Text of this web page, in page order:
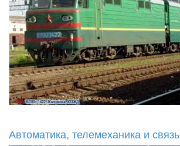
Автоматика, телемеханика и связь